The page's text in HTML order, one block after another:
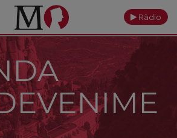
Ràdio